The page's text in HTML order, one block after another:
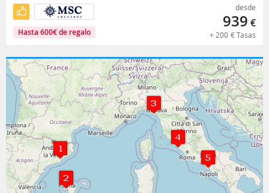
Hasta 600€de regalo
desde
939 €
+200 €Tasas